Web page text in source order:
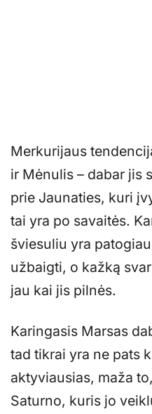
Merkurijaus
ir Mėnulis – dabar jis
prie Jaunaties, kuri
tai yra po savaitės.
šviesuliu yra
užbaigti, o kažką
jau kai jis pilnės.
Karingasis Marsas
tad tikrai yra ne pats
aktyviausias, maža
Saturno, kuris jo